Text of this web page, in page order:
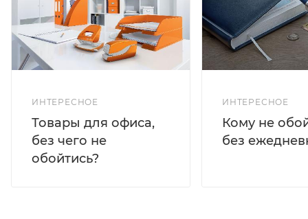
ИНТЕРЕСНОЕ
Товары для офиса,
без чего не
обойтись?
ИНТЕРЕСНОЕ
Кому не
без